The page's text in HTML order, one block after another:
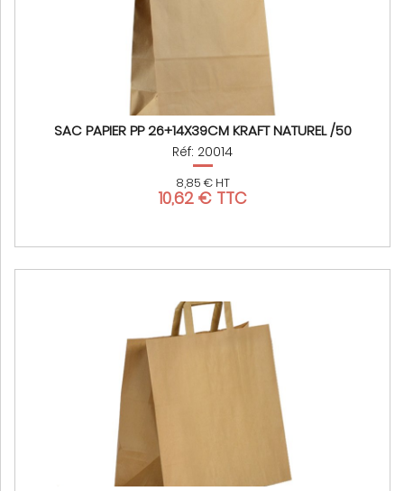
SAC PAPIER PP 26+14X39CM KRAFT NATUREL /50
Réf: 20014
8,85 € HT
10,62 € TTC